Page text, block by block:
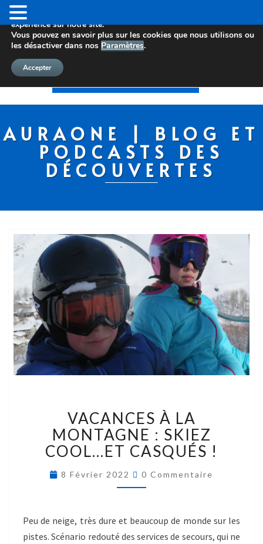
AURAONE | BLOG ET
PODCASTS DES
DÉCOUVERTES
VACANCES À LA
MONTAGNE : SKIEZ
COOL…ET CASQUÉS !
8 Février 2022 0 Commentaire
Peu de neige, très dure et beaucoup de monde sur les
pistes. Scénario redouté des services de secours, qui ne
Nous utilisons des cookies pour vous offrir la meilleure
expérience sur notre site.
Vous pouvez en savoir plus sur les cookies que nous utilisons ou
les désactiver dans nos Paramètres.
Accepter